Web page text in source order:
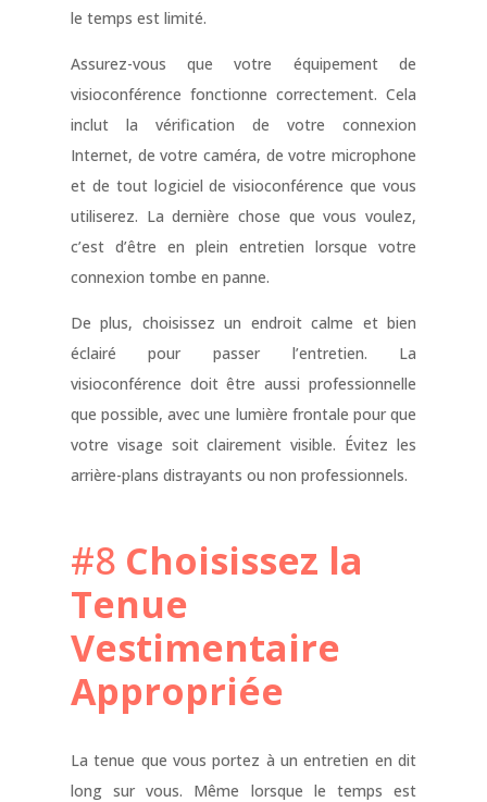
le temps est limité.
Assurez-vous que votre équipement de
visioconférence fonctionne correctement. Cela
inclut la vérification de votre connexion
Internet, de votre caméra, de votre microphone
et de tout logiciel de visioconférence que vous
utiliserez. La dernière chose que vous voulez,
c’est d’être en plein entretien lorsque votre
connexion tombe en panne.
De plus, choisissez un endroit calme et bien
éclairé pour passer l’entretien. La
visioconférence doit être aussi professionnelle
que possible, avec une lumière frontale pour que
votre visage soit clairement visible. Évitez les
arrière-plans distrayants ou non professionnels.
#8 Choisissez la
Tenue
Vestimentaire
Appropriée
La tenue que vous portez à un entretien en dit
long sur vous. Même lorsque le temps est